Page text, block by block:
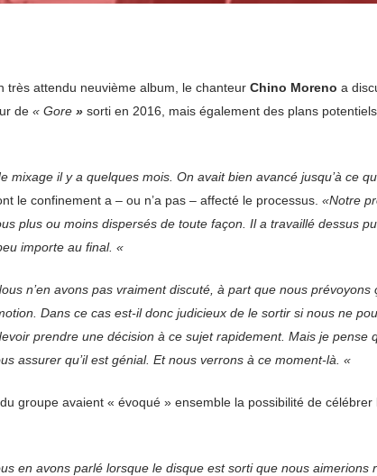
très attendu neuvième album, le chanteur Chino Moreno a
de « Gore » sorti en 2016, mais également des plans
il y a quelques mois. On avait bien avancé jusqu’à ce
le confinement a – ou n’a pas – affecté le processus. «Notre
plus ou moins dispersés de toute façon. Il a travaillé dessus
importe au final. «
n’en avons pas vraiment discuté, à part que nous
Dans ce cas est-il donc judicieux de le sortir si nous ne
prendre une décision à ce sujet rapidement. Mais je pense
assurer qu’il est génial. Et nous verrons à ce moment-là. «
groupe avaient « évoqué » ensemble la possibilité de
en avons parlé lorsque le disque est sorti que nous aimerions